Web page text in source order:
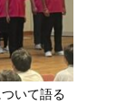
いて語る